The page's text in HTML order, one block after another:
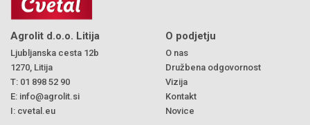
Agrolit d.o.o. Litija
Ljubljanska cesta 12b
1270, Litija
T: 01 898 52 90
E: info@agrolit.si
I: cvetal.eu
O podjetju
O nas
Družbena odgovornost
Vizija
Kontakt
Novice